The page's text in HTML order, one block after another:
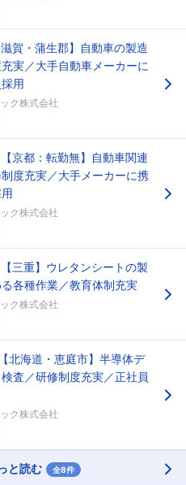
ローしませんか？
賀・蒲生郡】自動車の製造
実／大手自動車メーカーに
用
ク株式会社
京都：転勤無】自動車関連
度充実／大手メーカーに携
ク株式会社
三重】ウレタンシートの製
各種作業／教育体制充実
ク株式会社
北海道・恵庭市】半導体デ
査／研修制度充実／正社員
ク株式会社
と読む 全8件